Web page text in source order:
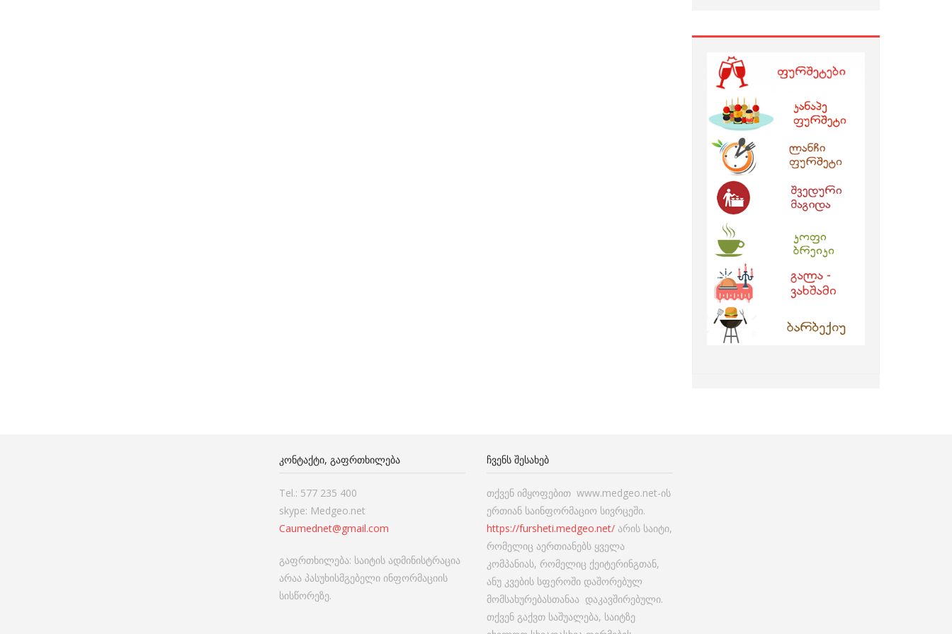
ᲙᲝᲜᲢᲐᲥᲢᲘ, ᲒᲐᲤᲠᲗᲮᲘᲚᲔᲑᲐ
Tel.: 577 235 400
skype: Medgeo.net
Caumednet@gmail.com
გაფრთხილება: საიტის ადმინისტრაცია
არაა პასუხისმგებელი ინფორმაციის
სისწორეზე.
ᲩᲕᲔᲜᲡ ᲨᲔᲡᲐᲮᲔᲑ
თქვენ იმყოფებით www.medgeo.net-ის
ერთიან საინფორმაციო სივრცეში.
https://fursheti.medgeo.net/არის საიტი,
რომელიც აერთიანებს ყველა
კომპანიას, რომელიც ქეიტერინგთან,
ანუ კვების სფეროში დაშორებულ
მომსახურებასთანაა დაკავშირებული.
თქვენ გაქვთ საშუალება, საიტზე